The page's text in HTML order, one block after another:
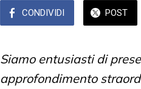
CONDIVIDI POST
Siamo entusiasti di
approfondimento